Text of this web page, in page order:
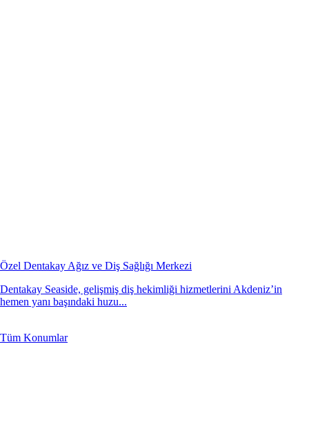
Özel Dentakay Ağız ve Diş Sağlığı Merkezi
Dentakay Seaside, gelişmiş diş hekimliği hizmetlerini Akdeniz’in
hemen yanı başındaki huzu...
Tüm Konumlar